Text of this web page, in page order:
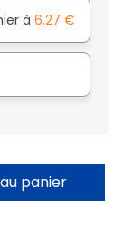
à 6,27 €
panier